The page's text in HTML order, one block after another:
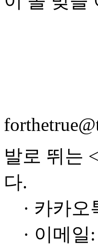
발로 뛰는
다.
· 카카
· 이메일: